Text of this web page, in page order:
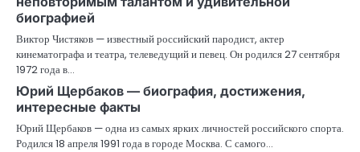
биографией
Виктор Чистяков — известный российский пародист, актер
кинематографа и театра, телеведущий и певец. Он родился 27 сентября
1972 года в…
Юрий Щербаков — биография, достижения,
интересные факты
Юрий Щербаков — одна из самых ярких личностей российского спорта.
Родился 18 апреля 1991 года в городе Москва. С самого…